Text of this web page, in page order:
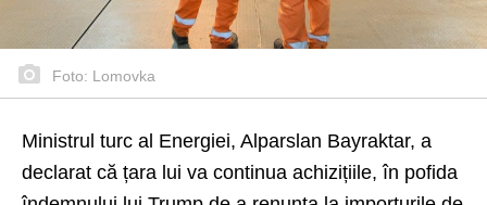
Foto: Lomovka
Ministrul turc al Energiei, Alparslan Bayraktar, a
declarat că țara lui va continua achizițiile, în pofida